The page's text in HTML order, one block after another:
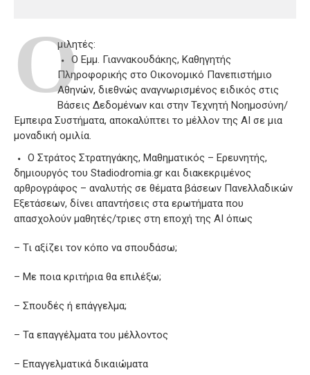
Ο
μιλητές:
Ο Εμμ. Γιαννακουδάκης, Καθηγητής
Πληροφορικής στο Οικονομικό Πανεπιστήμιο
Αθηνών, διεθνώς αναγνωρισμένος ειδικός στις
Βάσεις Δεδομένων και στην Τεχνητή Νοημοσύνη/
Έμπειρα Συστήματα, αποκαλύπτει το μέλλον της AI σε μια
μοναδική ομιλία.
Ο Στράτος Στρατηγάκης, Μαθηματικός – Ερευνητής,
δημιουργός του Stadiodromia.gr και διακεκριμένος
αρθρογράφος – αναλυτής σε θέματα βάσεων Πανελλαδικών
Εξετάσεων, δίνει απαντήσεις στα ερωτήματα που
απασχολούν μαθητές/τριες στη εποχή της ΑΙ όπως
– Τι αξίζει τον κόπο να σπουδάσω;
– Με ποια κριτήρια θα επιλέξω;
– Σπουδές ή επάγγελμα;
– Τα επαγγέλματα του μέλλοντος
– Επαγγελματικά δικαιώματα